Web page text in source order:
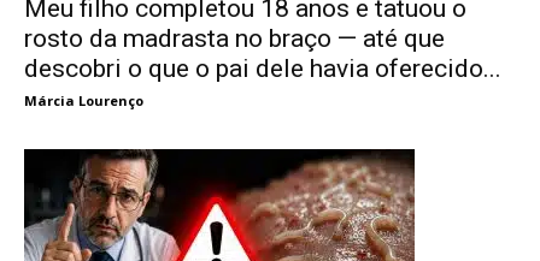
Meu filho completou 18 anos e tatuou o
rosto da madrasta no braço — até que
descobri o que o pai dele havia oferecido...
Márcia Lourenço